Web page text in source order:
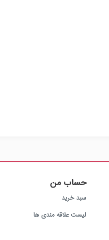
حساب من
سبد خرید
لیست علاقه مندی ها